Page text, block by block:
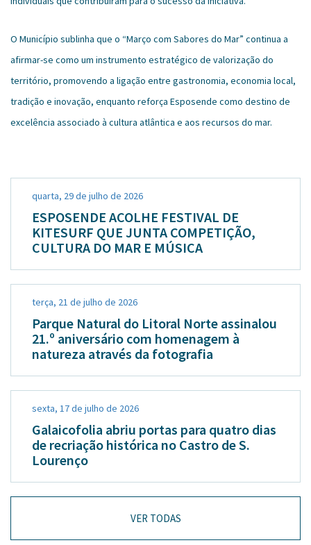
O Município sublinha que o “Março com Sabores do Mar” continua a
afirmar-se como um instrumento estratégico de valorização do
território, promovendo a ligação entre gastronomia, economia local,
tradição e inovação, enquanto reforça Esposende como destino de
excelência associado à cultura atlântica e aos recursos do mar.
quarta, 29 de julho de 2026
ESPOSENDE ACOLHE FESTIVAL DE
KITESURF QUE JUNTA COMPETIÇÃO,
CULTURA DO MAR E MÚSICA
terça, 21 de julho de 2026
Parque Natural do Litoral Norte assinalou
21.º aniversário com homenagem à
natureza através da fotografia
sexta, 17 de julho de 2026
Galaicofolia abriu portas para quatro dias
de recriação histórica no Castro de S.
Lourenço
VER TODAS